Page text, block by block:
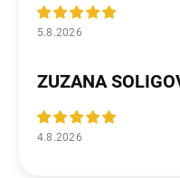
5.8.2026
ZUZANA
4.8.2026